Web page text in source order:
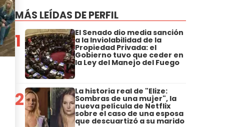
MÁS LEÍDAS DE PERFIL
1 El Senado dio media sanción
a la Inviolabilidad de la
Propiedad Privada: el
Gobierno tuvo que ceder en
la Ley del Manejo del Fuego
2 La historia real de "Elize:
Sombras de una mujer", la
nueva película de Netflix
sobre el caso de una esposa
que descuartizó a su marido